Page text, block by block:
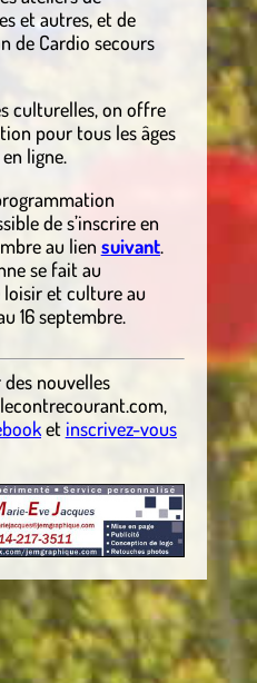
et autres, et de
de Cardio secours
culturelles, on offre
pour tous les âges
ligne.
de s’inscrire en
au lien suivant.
se fait au
et culture au
16 septembre.
nouvelles
,
et inscrivez-vous